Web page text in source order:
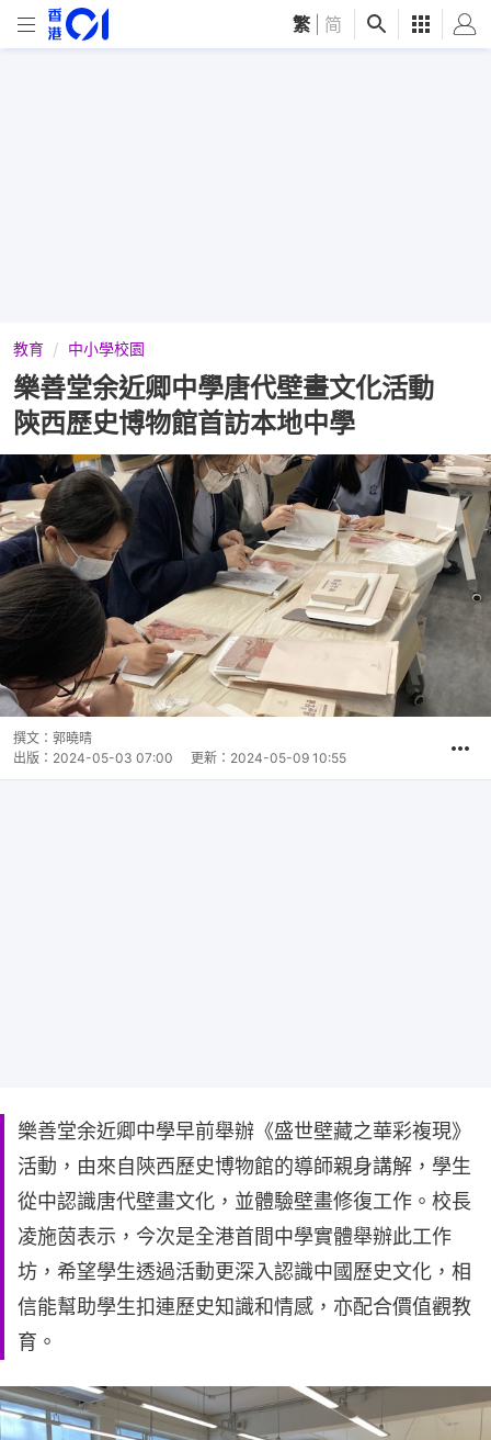
繁 简
教育 中小學校園
樂善堂余近卿中學唐代壁畫文化活動
陝西歷史博物館首訪本地中學
撰文： 郭曉晴
出版： 2024-05-03 07:00 更新： 2024-05-09 10:55
樂善堂余近卿中學早前舉辦《盛世壁藏之華彩複現》
活動，由來自陝西歷史博物館的導師親身講解，學生
從中認識唐代壁畫文化，並體驗壁畫修復工作。校長
凌施茵表示，今次是全港首間中學實體舉辦此工作
坊，希望學生透過活動更深入認識中國歷史文化，相
信能幫助學生扣連歷史知識和情感，亦配合價值觀教
育。